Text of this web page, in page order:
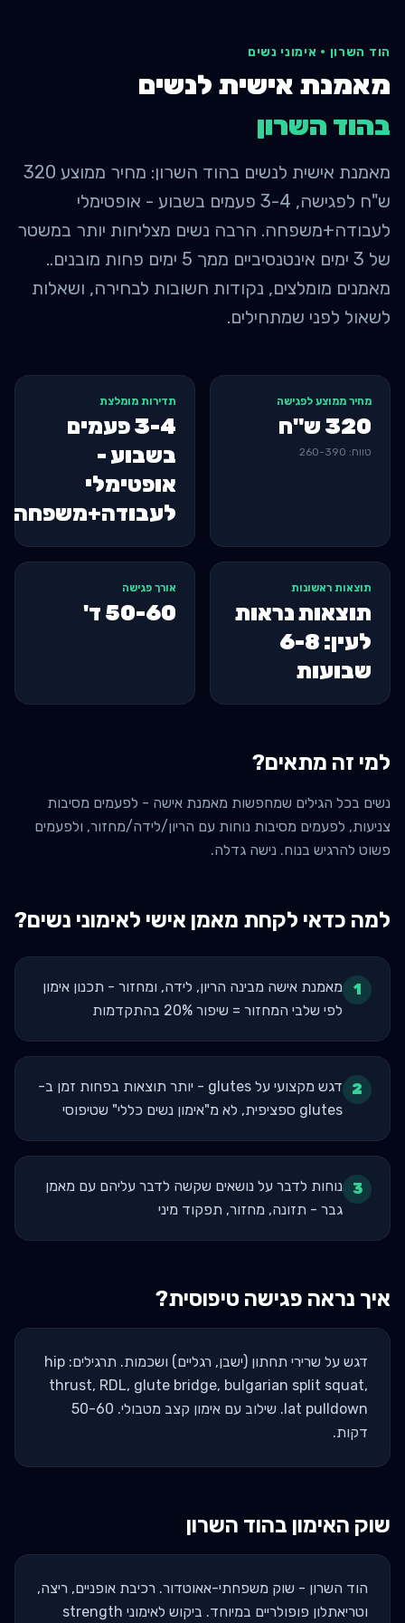
הוד השרון · אימוני נשים
מאמנת אישית לנשים
בהוד השרון
מאמנת אישית לנשים בהוד השרון: מחיר ממוצע 320
ש"ח לפגישה, 3-4 פעמים בשבוע - אופטימלי
לעבודה+משפחה. הרבה נשים מצליחות יותר במשטר
של 3 ימים אינטנסיביים ממך 5 ימים פחות מובנים..
מאמנים מומלצים, נקודות חשובות לבחירה, ושאלות
לשאול לפני שמתחילים.
מחיר ממוצע לפגישה
320 ש"ח
טווח: 260-390
תדירות מומלצת
3-4 פעמים
בשבוע -
אופטימלי
לעבודה+משפחה
תוצאות ראשונות
תוצאות נראות
לעין: 6-8
שבועות
אורך פגישה
50-60 ד'
למי זה מתאים?
נשים בכל הגילים שמחפשות מאמנת אישה - לפעמים מסיבות
צניעות, לפעמים מסיבות נוחות עם הריון/לידה/מחזור, ולפעמים
פשוט להרגיש בנוח. נישה גדלה.
למה כדאי לקחת מאמן אישי לאימוני נשים?
1
מאמנת אישה מבינה הריון, לידה, ומחזור - תכנון אימון
לפי שלבי המחזור = שיפור 20% בהתקדמות
2
דגש מקצועי על glutes - יותר תוצאות בפחות זמן ב-
glutes ספציפית, לא מ"אימון נשים כללי" שטיפוסי
3
נוחות לדבר על נושאים שקשה לדבר עליהם עם מאמן
גבר - תזונה, מחזור, תפקוד מיני
איך נראה פגישה טיפוסית?
דגש על שרירי תחתון (ישבן, רגליים) ושכמות. תרגילים: hip
thrust, RDL, glute bridge, bulgarian split squat,
lat pulldown. שילוב עם אימון קצב מטבולי. 50-60
דקות.
שוק האימון בהוד השרון
הוד השרון - שוק משפחתי-אאוטדור. רכיבת אופניים, ריצה,
וטריאתלון פופולריים במיוחד. ביקוש לאימוני strength